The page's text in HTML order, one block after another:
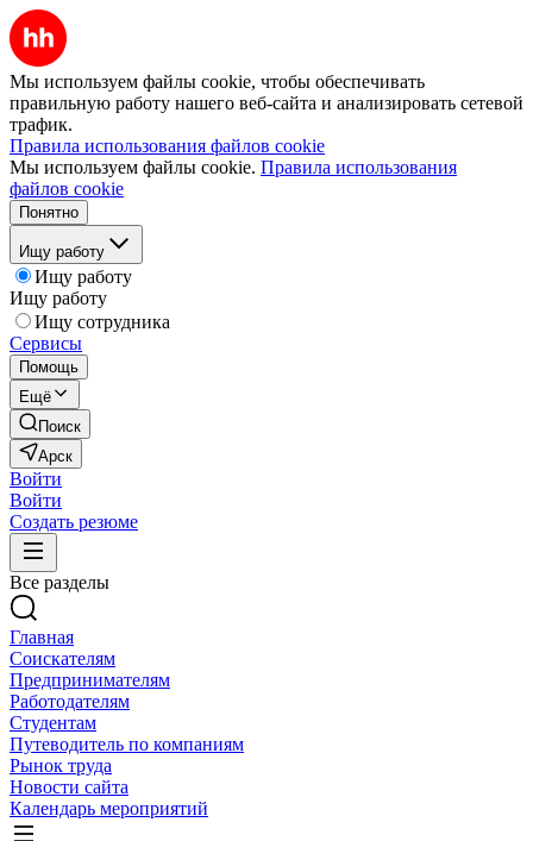
Мы используем файлы cookie, чтобы обеспечивать
правильную работу нашего веб-сайта и анализировать сетевой
трафик.
Правила использования файлов cookie
Мы используем файлы cookie. Правила использования
файлов cookie
Понятно
Ищу работу
Ищу работу
Ищу работу
Ищу сотрудника
Сервисы
Помощь
Ещё
Поиск
Арск
Войти
Войти
Создать резюме
Все разделы
Главная
Соискателям
Предпринимателям
Работодателям
Студентам
Путеводитель по компаниям
Рынок труда
Новости сайта
Календарь мероприятий